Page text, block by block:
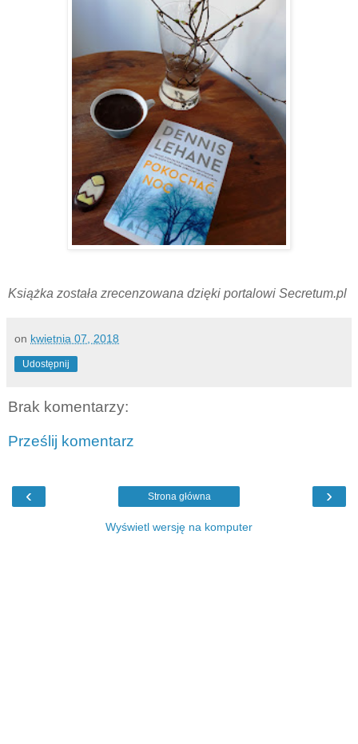
Książka została zrecenzowana dzięki portalowi Secretum.pl
on kwietnia 07, 2018
Udostępnij
Brak komentarzy:
Prześlij komentarz
‹ ›
Strona główna
Wyświetl wersję na komputer